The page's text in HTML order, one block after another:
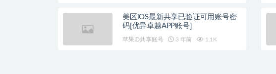
美区iOS最新共享已验证可用账号密
码[优异卓越APP账号]
苹果ID共享账号 3 年前 1.1K